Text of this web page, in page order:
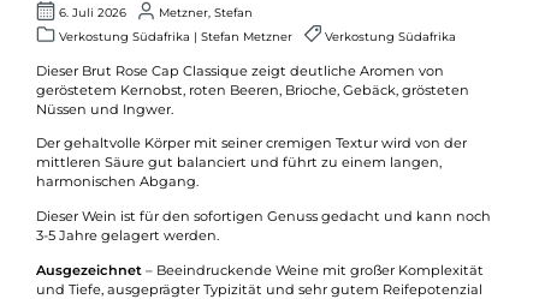
6. Juli 2026
Metzner, Stefan
Verkostung Südafrika | Stefan Metzner
Verkostung Südafrika
Dieser Brut Rose Cap Classique zeigt deutliche Aromen von
geröstetem Kernobst, roten Beeren, Brioche, Gebäck, grösteten
Nüssen und Ingwer.
Der gehaltvolle Körper mit seiner cremigen Textur wird von der
mittleren Säure gut balanciert und führt zu einem langen,
harmonischen Abgang.
Dieser Wein ist für den sofortigen Genuss gedacht und kann noch
3-5 Jahre gelagert werden.
Ausgezeichnet– Beeindruckende Weine mit großer Komplexität
und Tiefe, ausgeprägter Typizität und sehr gutem Reifepotenzial